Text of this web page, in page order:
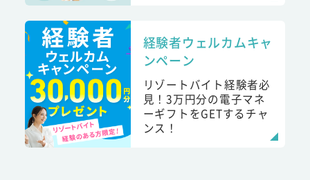
経験者ウェルカムキャ
ンペーン
リゾートバイト経験者必
見！3万円分の電子マネ
ーギフトをGETするチャ
ンス！